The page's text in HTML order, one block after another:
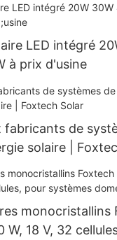
LED intégré
à prix d'usine
fabricants de
solaire |
monocristallins
W, 18 V, 32